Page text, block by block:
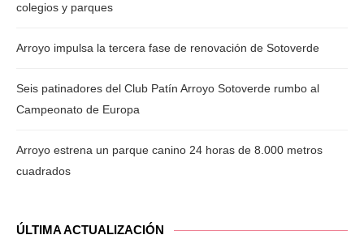
colegios y parques
Arroyo impulsa la tercera fase de renovación de Sotoverde
Seis patinadores del Club Patín Arroyo Sotoverde rumbo al
Campeonato de Europa
Arroyo estrena un parque canino 24 horas de 8.000 metros
cuadrados
ÚLTIMA ACTUALIZACIÓN